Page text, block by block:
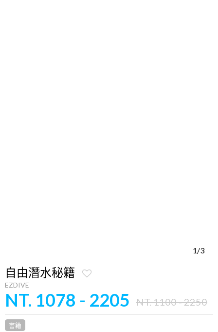
1/3
自由潛水秘籍
EZDIVE
NT. 1078 - 2205 NT. 1100 - 2250
書籍